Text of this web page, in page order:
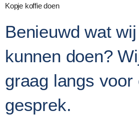
Kopje koffie doen
Benieuwd wat
kunnen doen?
graag langs voor
gesprek.